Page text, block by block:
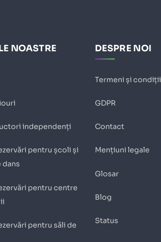
NOASTRE
independenți
pentru școli și
pentru centre
pentru săli de
DESPRE NOI
Termeni și condiții
GDPR
Contact
Mențiuni legale
Glosar
Blog
Status